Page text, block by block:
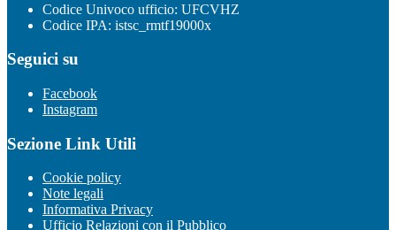
Codice Univoco ufficio: UFCVHZ
Codice IPA: istsc_rmtf19000x
Seguici su
Facebook
Instagram
Sezione Link Utili
Cookie policy
Note legali
Informativa Privacy
Ufficio Relazioni con il Pubblico